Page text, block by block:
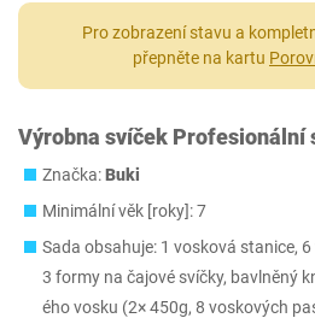
Pro zobrazení stavu a
přepněte na kartu
Výrobna svíček Profesionální
Značka:Buki
Minimální věk [roky]: 7
Sada obsahuje: 1 vosková stanice,
3 formy na čajové svíčky, bavlněný
ého vosku (2× 450g, 8 voskových